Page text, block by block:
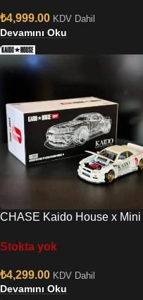
₺4,999.00 KDV Dahil
Devamını Oku
CHASE Kaido House x Mini
Kaido Works
Stokta yok
₺4,299.00 KDV Dahil
Devamını Oku